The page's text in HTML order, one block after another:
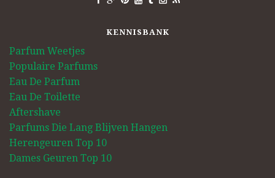
KENNISBANK
Parfum Weetjes
Populaire Parfums
Eau De Parfum
Eau De Toilette
Aftershave
Parfums Die Lang Blijven Hangen
Herengeuren Top 10
Dames Geuren Top 10